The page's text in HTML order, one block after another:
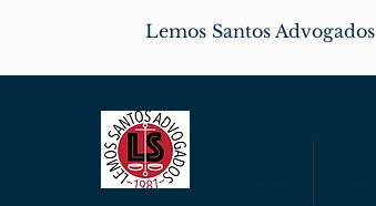
Lemos Santos Advogados